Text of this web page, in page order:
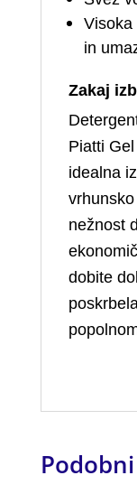
Visoka
in
Zakaj
Piatti
idealna
nežnost
dobite